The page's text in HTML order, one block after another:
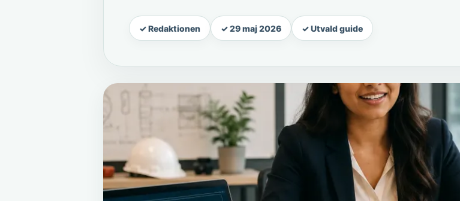
✓ Redaktionen ✓ 29 maj 2026 ✓ Utvald guide